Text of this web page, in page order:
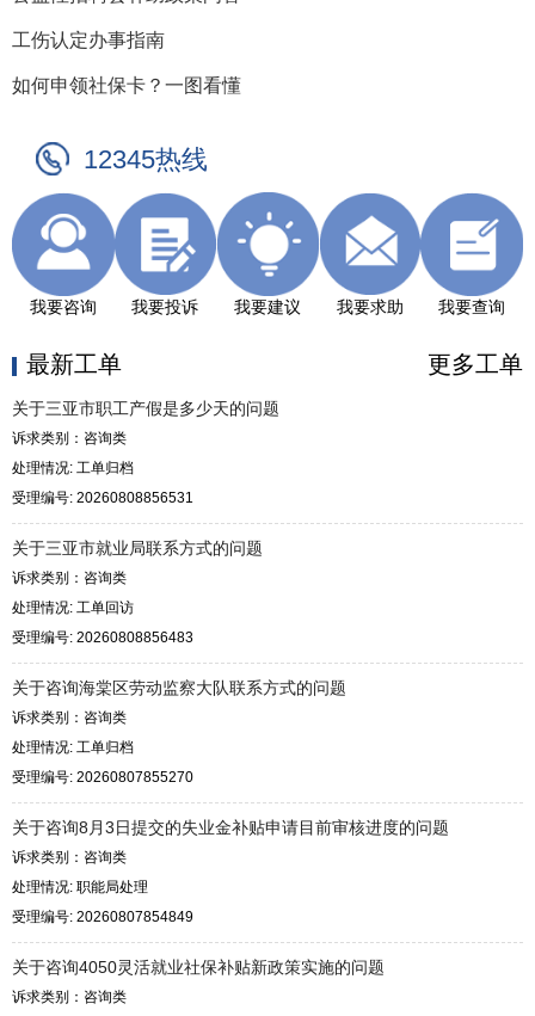
工伤认定办事指南
如何申领社保卡？一图看懂
12345热线
我要咨询 我要投诉 我要建议 我要求助 我要查询
更多工单
最新工单
关于三亚市职工产假是多少天的问题
诉求类别：咨询类
处理情况: 工单归档
受理编号: 20260808856531
关于三亚市就业局联系方式的问题
诉求类别：咨询类
处理情况: 工单回访
受理编号: 20260808856483
关于咨询海棠区劳动监察大队联系方式的问题
诉求类别：咨询类
处理情况: 工单归档
受理编号: 20260807855270
关于咨询8月3日提交的失业金补贴申请目前审核进度的问题
诉求类别：咨询类
处理情况: 职能局处理
受理编号: 20260807854849
关于咨询4050灵活就业社保补贴新政策实施的问题
诉求类别：咨询类